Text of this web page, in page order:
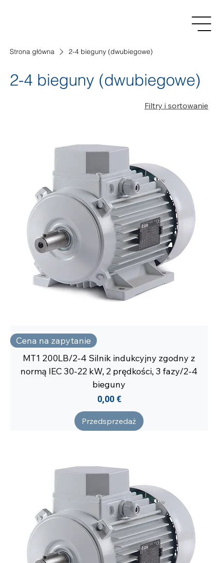
Strona główna 2-4 bieguny (dwubiegowe)
2-4 bieguny (dwubiegowe)
Filtry i sortowanie
Cena na zapytanie
MT1 200LB/2-4 Silnik indukcyjny zgodny z
normą IEC 30-22 kW, 2 prędkości, 3 fazy/2-4
bieguny
Cena
0,00 €
Przedsprzedaż